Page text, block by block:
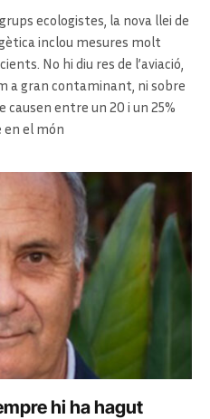
ecologistes, la nova llei de
inclou mesures molt
No hi diu res de l’aviació,
a gran contaminant, ni sobre
causen entre un 20 i un 25%
en el món
hi ha hagut